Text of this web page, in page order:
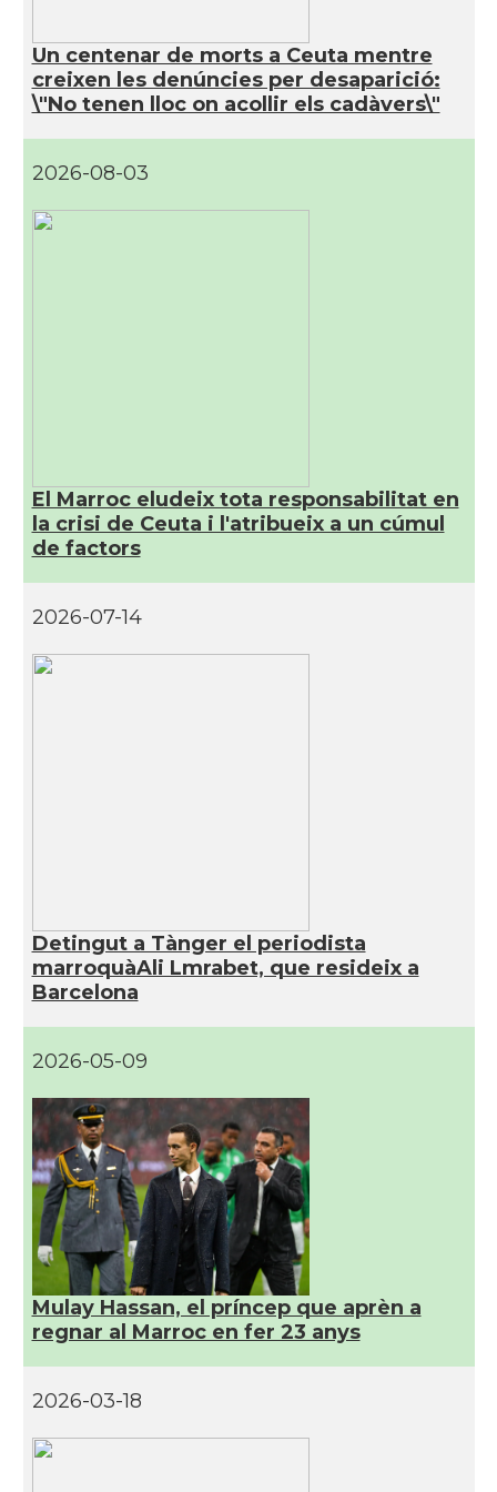
Un centenar de morts a Ceuta mentre
creixen les denúncies per desaparició:
\"No tenen lloc on acollir els cadàvers\"
2026-08-03
El Marroc eludeix tota responsabilitat en
la crisi de Ceuta i l'atribueix a un cúmul
de factors
2026-07-14
Detingut a Tànger el periodista
marroquàAli Lmrabet, que resideix a
Barcelona
2026-05-09
Mulay Hassan, el príncep que aprèn a
regnar al Marroc en fer 23 anys
2026-03-18